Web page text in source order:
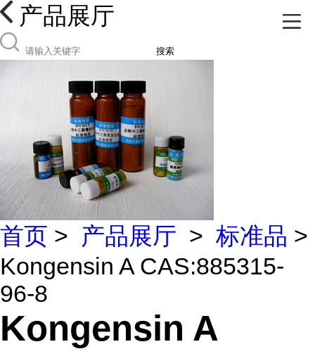
产品展厅
搜索
首页 > 产品展厅 > 标准品 >
Kongensin A CAS:885315-
96-8
Kongensin A